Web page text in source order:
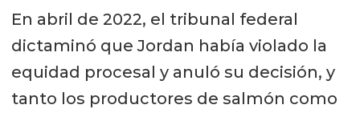
En abril de 2022, el tribunal federal
dictaminó que Jordan había violado la
equidad procesal y anuló su decisión, y
tanto los productores de salmón como